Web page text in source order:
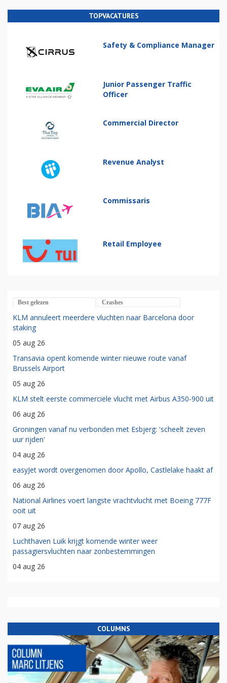
TOPVACATURES
Safety & Compliance Manager
Junior Passenger Traffic
Officer
Commercial Director
Revenue Analyst
Commissaris
Retail Employee
Best gelezen Crashes
KLM annuleert meerdere vluchten naar Barcelona door
staking
05 aug 26
Transavia opent komende winter nieuwe route vanaf
Brussels Airport
05 aug 26
KLM stelt eerste commerciële vlucht met Airbus A350-900 uit
06 aug 26
Groningen vanaf nu verbonden met Esbjerg: 'scheelt zeven
uur rijden'
04 aug 26
easyJet wordt overgenomen door Apollo, Castlelake haakt af
06 aug 26
National Airlines voert langste vrachtvlucht met Boeing 777F
ooit uit
07 aug 26
Luchthaven Luik krijgt komende winter weer
passagiersvluchten naar zonbestemmingen
04 aug 26
COLUMNS